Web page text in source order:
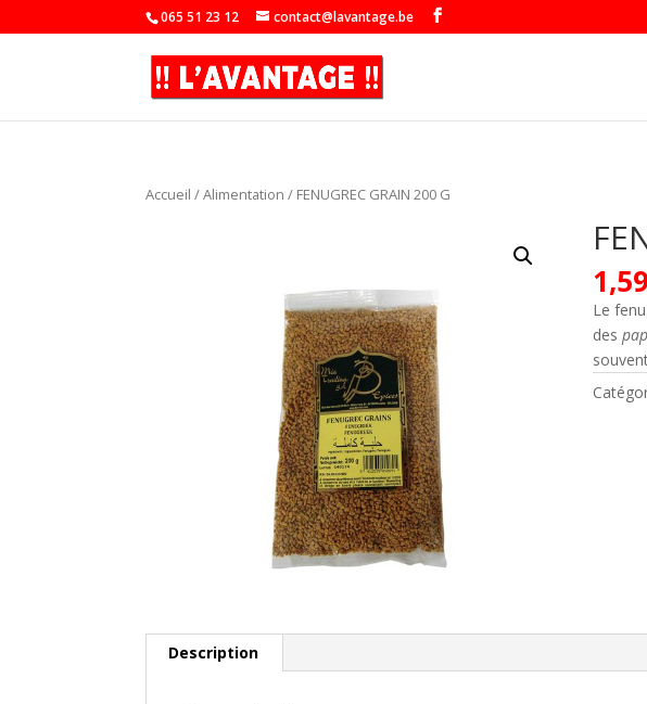
065 51 23 12 contact@lavantage.be
Accueil /Alimentation / FENUGREC GRAIN 200 G
1,59
Le
des
Description